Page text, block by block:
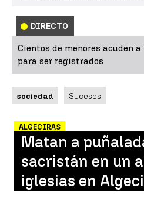
DIRECTO
Cientos de menores acuden
para ser registrados
sociedad Sucesos
ALGECIRAS
Matan a
sacristán en un
iglesias en